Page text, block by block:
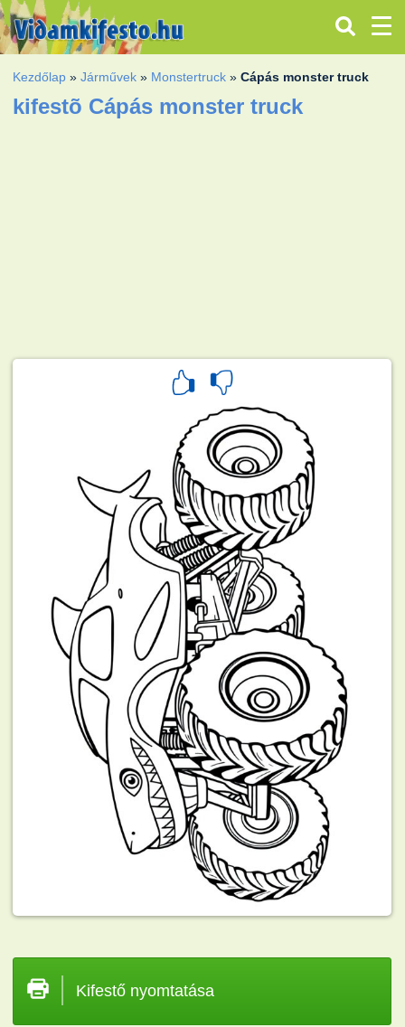
Kezdőlap »Járművek » Monstertruck »Cápás monster truck
kifestõ Cápás monster truck
Kifestő nyomtatása